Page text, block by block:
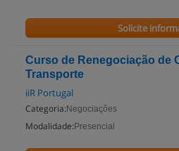
Solicite
Curso de Renegociação de
Transporte
iiR Portugal
Categoria: Negociações
Modalidade: Presencial